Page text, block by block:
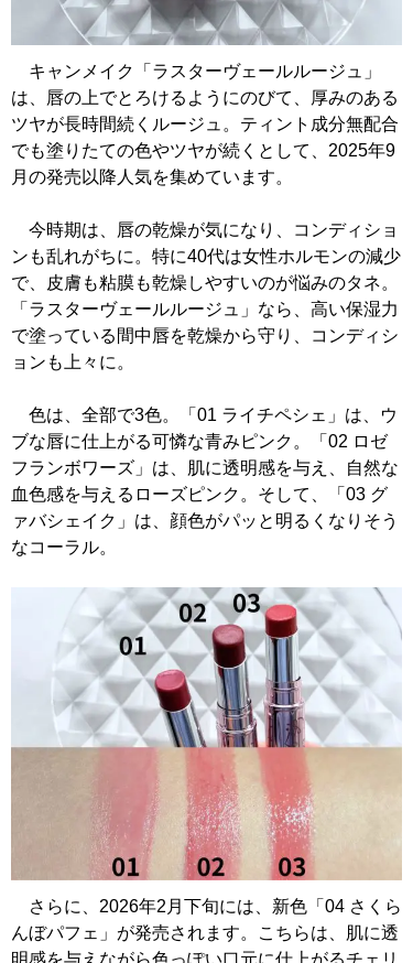
キャンメイク「ラスターヴェールルージュ」
は、唇の上でとろけるようにのびて、厚みのある
ツヤが長時間続くルージュ。ティント成分無配合
でも塗りたての色やツヤが続くとして、2025年9
月の発売以降人気を集めています。
今時期は、唇の乾燥が気になり、コンディショ
ンも乱れがちに。特に40代は女性ホルモンの減少
で、皮膚も粘膜も乾燥しやすいのが悩みのタネ。
「ラスターヴェールルージュ」なら、高い保湿力
で塗っている間中唇を乾燥から守り、コンディシ
ョンも上々に。
色は、全部で3色。「01 ライチペシェ」は、ウ
ブな唇に仕上がる可憐な青みピンク。「02 ロゼ
フランボワーズ」は、肌に透明感を与え、自然な
血色感を与えるローズピンク。そして、「03 グ
ァバシェイク」は、顔色がパッと明るくなりそう
なコーラル。
さらに、2026年2月下旬には、新色「04 さくら
んぼパフェ」が発売されます。こちらは、肌に透
明感を与えながら色っぽい口元に仕上がるチェリ